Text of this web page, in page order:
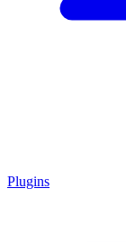
Plugins